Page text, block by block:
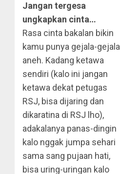
Jangan tergesa
ungkapkan cinta…
Rasa cinta bakalan bikin
kamu punya gejala-gejala
aneh. Kadang ketawa
sendiri (kalo ini jangan
ketawa dekat petugas
RSJ, bisa dijaring dan
dikaratina di RSJ lho),
adakalanya panas-dingin
kalo nggak jumpa sehari
sama sang pujaan hati,
bisa uring-uringan kalo